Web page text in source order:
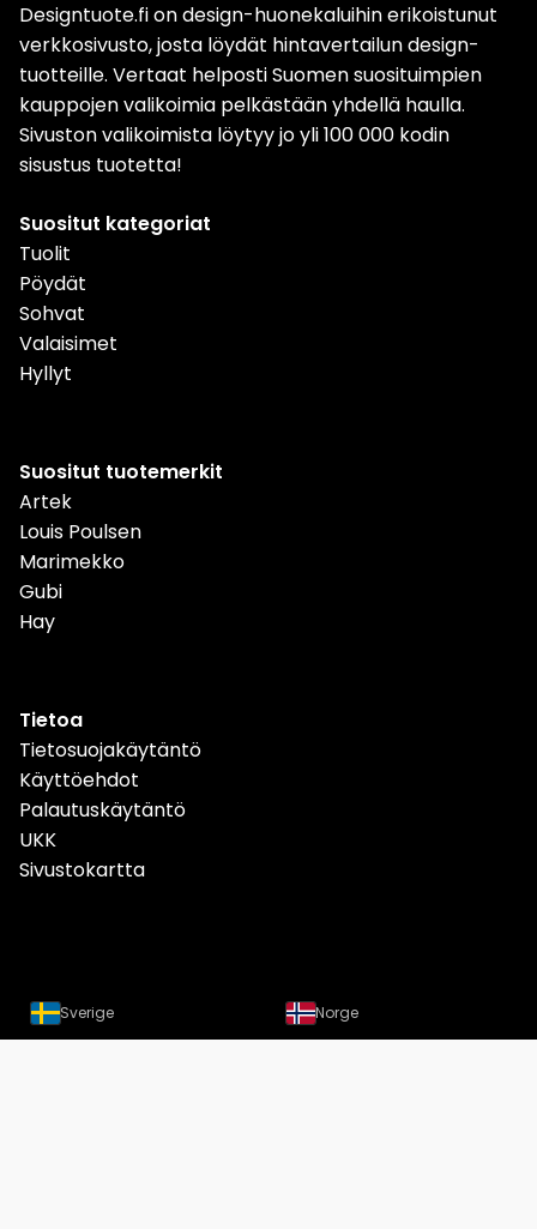
Designtuote.fi on design-huonekaluihin erikoistunut
verkkosivusto, josta löydät hintavertailun design-
tuotteille. Vertaat helposti Suomen suosituimpien
kauppojen valikoimia pelkästään yhdellä haulla.
Sivuston valikoimista löytyy jo yli 100 000 kodin
sisustus tuotetta!
Suositut kategoriat
Tuolit
Pöydät
Sohvat
Valaisimet
Hyllyt
Suositut tuotemerkit
Artek
Louis Poulsen
Marimekko
Gubi
Hay
Tietoa
Tietosuojakäytäntö
Käyttöehdot
Palautuskäytäntö
UKK
Sivustokartta
Sverige Norge